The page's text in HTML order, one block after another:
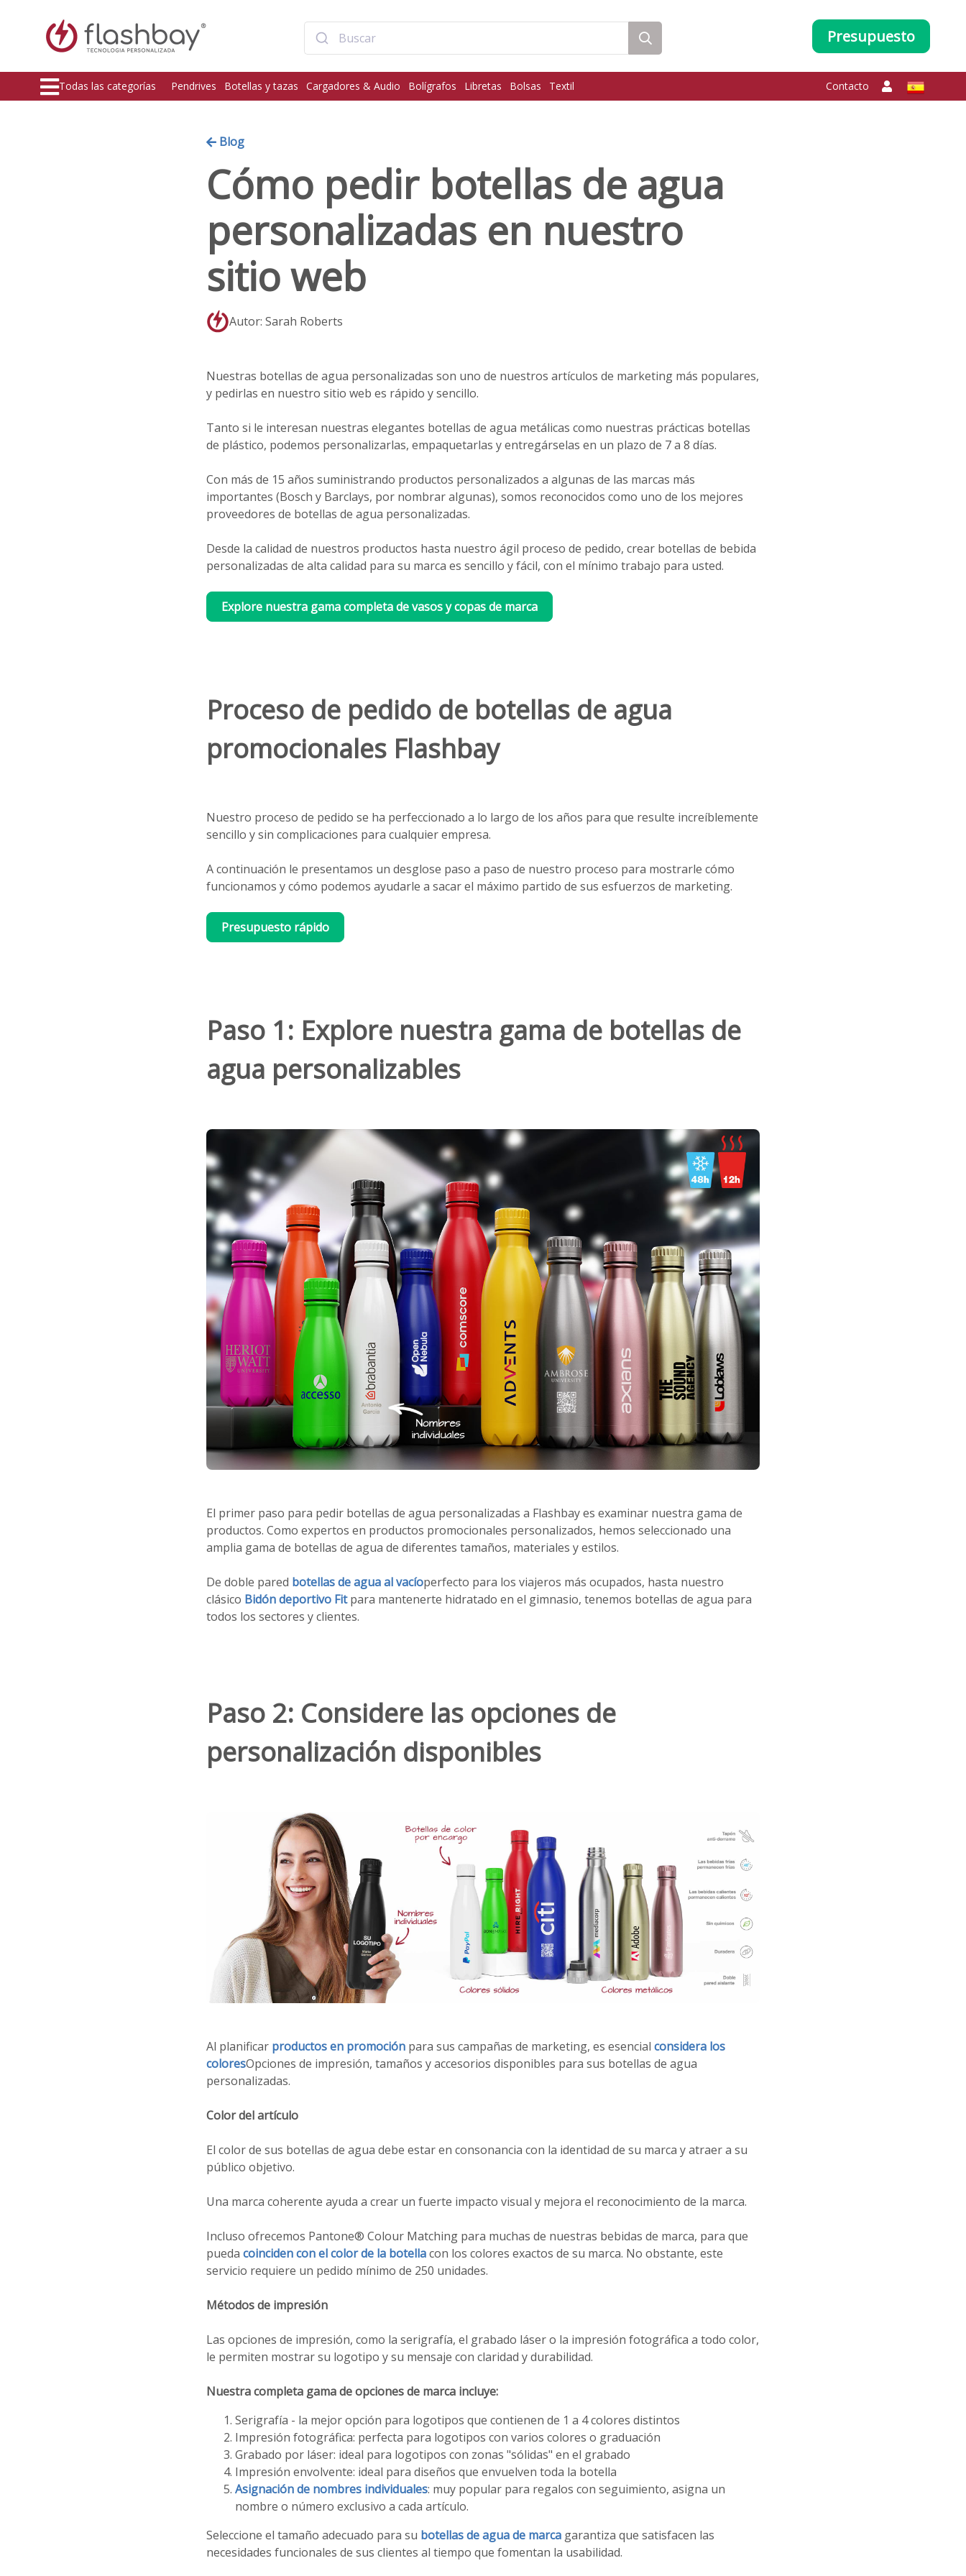
Presupuesto
Todas las categorías Pendrives Botellas y tazas Cargadores & Audio Bolígrafos Libretas Bolsas Textil Contacto
Blog
Cómo pedir botellas de agua
personalizadas en nuestro
sitio web
Autor: Sarah Roberts
Nuestras botellas de agua personalizadas son uno de nuestros artículos de marketing más populares,
y pedirlas en nuestro sitio web es rápido y sencillo.
Tanto si le interesan nuestras elegantes botellas de agua metálicas como nuestras prácticas botellas
de plástico, podemos personalizarlas, empaquetarlas y entregárselas en un plazo de 7 a 8 días.
Con más de 15 años suministrando productos personalizados a algunas de las marcas más
importantes (Bosch y Barclays, por nombrar algunas), somos reconocidos como uno de los mejores
proveedores de botellas de agua personalizadas.
Desde la calidad de nuestros productos hasta nuestro ágil proceso de pedido, crear botellas de bebida
personalizadas de alta calidad para su marca es sencillo y fácil, con el mínimo trabajo para usted.
Explore nuestra gama completa de vasos y copas de marca
Proceso de pedido de botellas de agua
promocionales Flashbay
Nuestro proceso de pedido se ha perfeccionado a lo largo de los años para que resulte increíblemente
sencillo y sin complicaciones para cualquier empresa.
A continuación le presentamos un desglose paso a paso de nuestro proceso para mostrarle cómo
funcionamos y cómo podemos ayudarle a sacar el máximo partido de sus esfuerzos de marketing.
Presupuesto rápido
Paso 1: Explore nuestra gama de botellas de
agua personalizables
El primer paso para pedir botellas de agua personalizadas a Flashbay es examinar nuestra gama de
productos. Como expertos en productos promocionales personalizados, hemos seleccionado una
amplia gama de botellas de agua de diferentes tamaños, materiales y estilos.
De doble pared botellas de agua al vacíoperfecto para los viajeros más ocupados, hasta nuestro
clásico Bidón deportivo Fitpara mantenerte hidratado en el gimnasio, tenemos botellas de agua para
todos los sectores y clientes.
Paso 2: Considere las opciones de
personalización disponibles
Al planificar productos en promoción para sus campañas de marketing, es esencial considera los
coloresOpciones de impresión, tamaños y accesorios disponibles para sus botellas de agua
personalizadas.
Color del artículo
El color de sus botellas de agua debe estar en consonancia con la identidad de su marca y atraer a su
público objetivo.
Una marca coherente ayuda a crear un fuerte impacto visual y mejora el reconocimiento de la marca.
Incluso ofrecemos Pantone® Colour Matching para muchas de nuestras bebidas de marca, para que
pueda coinciden con el color de la botellacon los colores exactos de su marca. No obstante, este
servicio requiere un pedido mínimo de 250 unidades.
Métodos de impresión
Las opciones de impresión, como la serigrafía, el grabado láser o la impresión fotográfica a todo color,
le permiten mostrar su logotipo y su mensaje con claridad y durabilidad.
Nuestra completa gama de opciones de marca incluye:
Serigrafía - la mejor opción para logotipos que contienen de 1 a 4 colores distintos
Impresión fotográfica: perfecta para logotipos con varios colores o graduación
Grabado por láser: ideal para logotipos con zonas "sólidas" en el grabado
Impresión envolvente: ideal para diseños que envuelven toda la botella
Asignación de nombres individuales: muy popular para regalos con seguimiento, asigna un
nombre o número exclusivo a cada artículo.
Seleccione el tamaño adecuado para su botellas de agua de marca garantiza que satisfacen las
necesidades funcionales de sus clientes al tiempo que fomentan la usabilidad.